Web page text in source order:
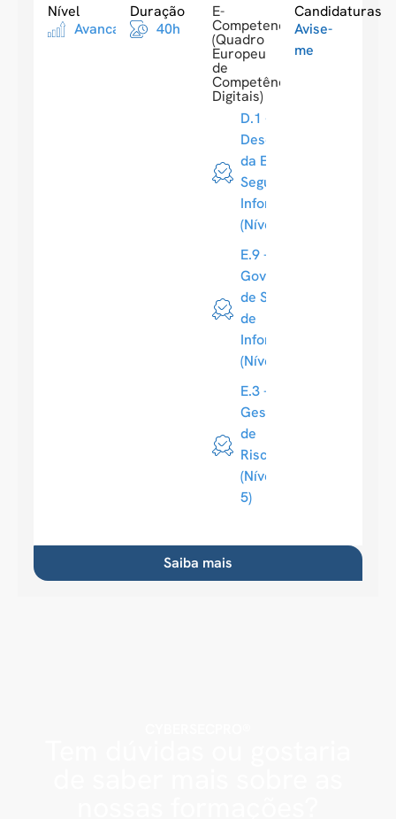
Nível
Avancado
Duração
40h
E-
Competences
(Quadro
Europeu
de
Competências
Digitais)
D.1 -
Desenvolvimento
da Estratégia de
Segurança da
Informação
(Nível 5)
E.9 -
Governança
de Sistemas
de
Informação
(Nível 5)
E.3 -
Gestão
de
Riscos
(Nível
5)
Candidaturas
Avise-
me
Saiba mais